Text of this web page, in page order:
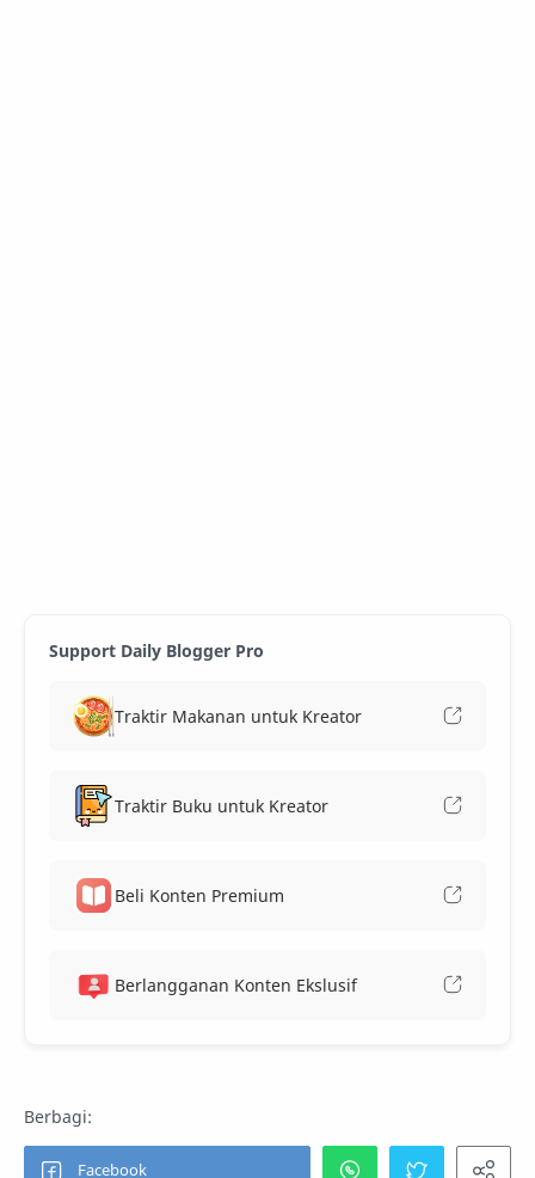
Support Daily Blogger Pro
Traktir Makanan untuk Kreator
Traktir Buku untuk Kreator
Beli Konten Premium
Berlangganan Konten Ekslusif